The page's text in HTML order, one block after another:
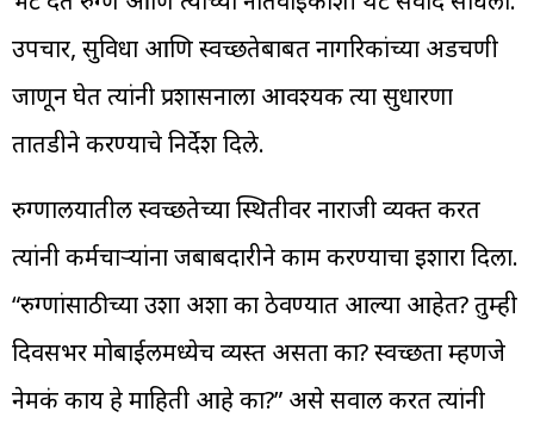
उपचार, सुविधा आणि स्वच्छतेबाबत नागरिकांच्या अडचणी
जाणून घेत त्यांनी प्रशासनाला आवश्यक त्या सुधारणा
तातडीने करण्याचे निर्देश दिले.
रुग्णालयातील स्वच्छतेच्या स्थितीवर नाराजी व्यक्त करत
त्यांनी कर्मचाऱ्यांना जबाबदारीने काम करण्याचा इशारा दिला.
“रुग्णांसाठीच्या उशा अशा का ठेवण्यात आल्या आहेत? तुम्ही
दिवसभर मोबाईलमध्येच व्यस्त असता का? स्वच्छता म्हणजे
नेमकं काय हे माहिती आहे का?” असे सवाल करत त्यांनी